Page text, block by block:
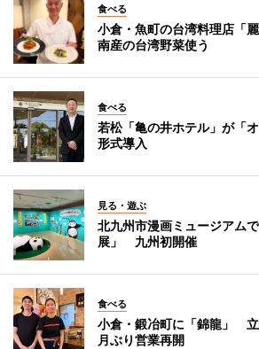
食べる
小倉・魚町の台湾料理店「
南産の台湾野菜使う
食べる
若松「亀の井ホテル」が「
形式導入
見る・遊ぶ
北九州市漫画ミュージアム
展」 九州初開催
食べる
小倉・鍛冶町に「錦龍」
月ぶり営業再開